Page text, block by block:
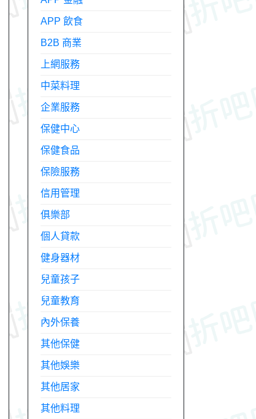
APP 飲食
B2B 商業
上網服務
中菜料理
企業服務
保健中心
保健食品
保險服務
信用管理
俱樂部
個人貸款
健身器材
兒童孩子
兒童教育
內外保養
其他保健
其他娛樂
其他居家
其他料理